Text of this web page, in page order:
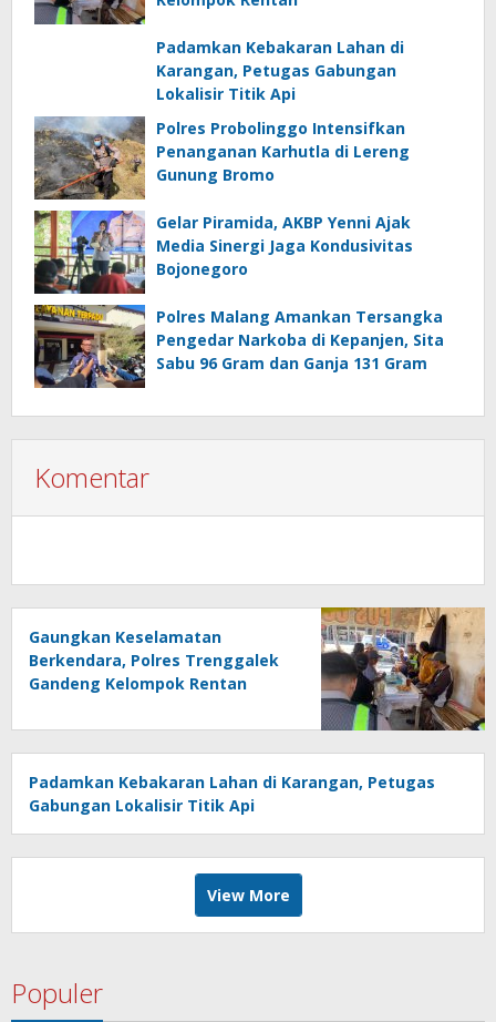
Padamkan Kebakaran Lahan di
Karangan, Petugas Gabungan
Lokalisir Titik Api
Polres Probolinggo Intensifkan
Penanganan Karhutla di Lereng
Gunung Bromo
Gelar Piramida, AKBP Yenni Ajak
Media Sinergi Jaga Kondusivitas
Bojonegoro
Polres Malang Amankan Tersangka
Pengedar Narkoba di Kepanjen, Sita
Sabu 96 Gram dan Ganja 131 Gram
Komentar
Gaungkan Keselamatan
Berkendara, Polres Trenggalek
Gandeng Kelompok Rentan
Padamkan Kebakaran Lahan di Karangan, Petugas
Gabungan Lokalisir Titik Api
View More
Populer